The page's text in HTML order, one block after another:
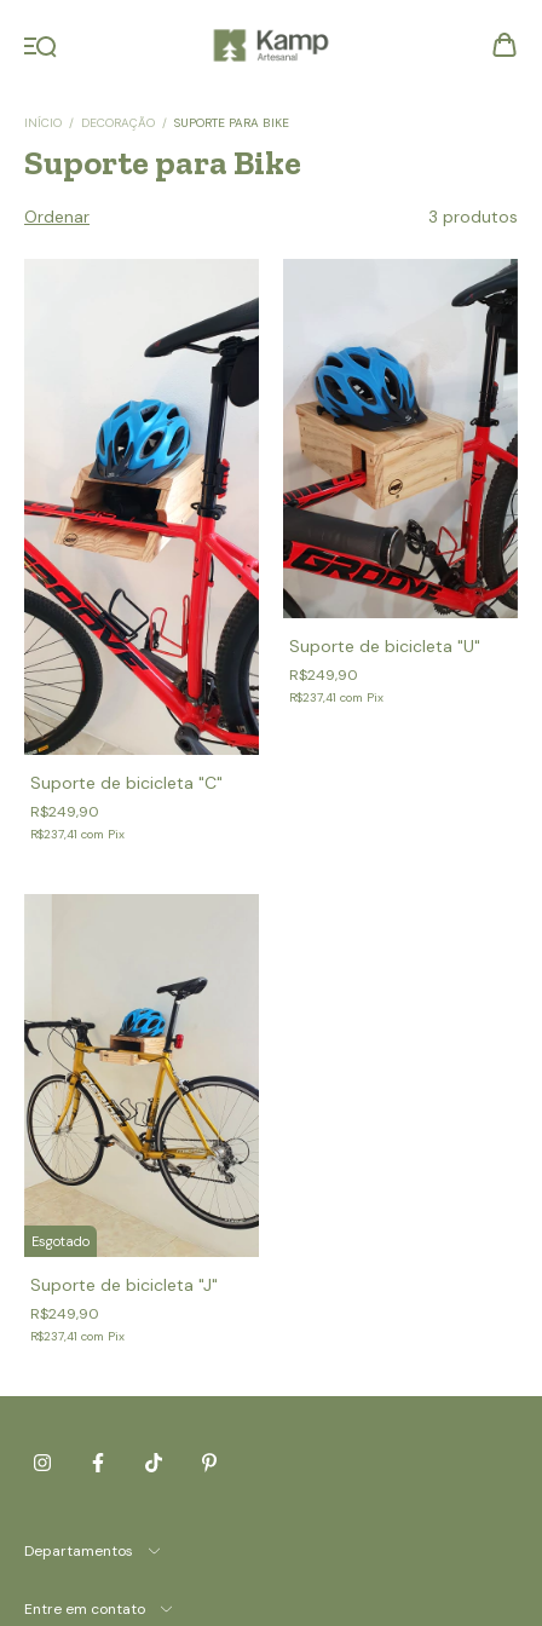
INÍCIO / DECORAÇÃO / SUPORTE PARA BIKE
Suporte para Bike
Ordenar 3 produtos
Suporte de bicicleta "C"
R$249,90
R$237,41 com Pix
Suporte de bicicleta "U"
R$249,90
R$237,41 com Pix
Esgotado
Suporte de bicicleta "J"
R$249,90
R$237,41 com Pix
Departamentos
Entre em contato